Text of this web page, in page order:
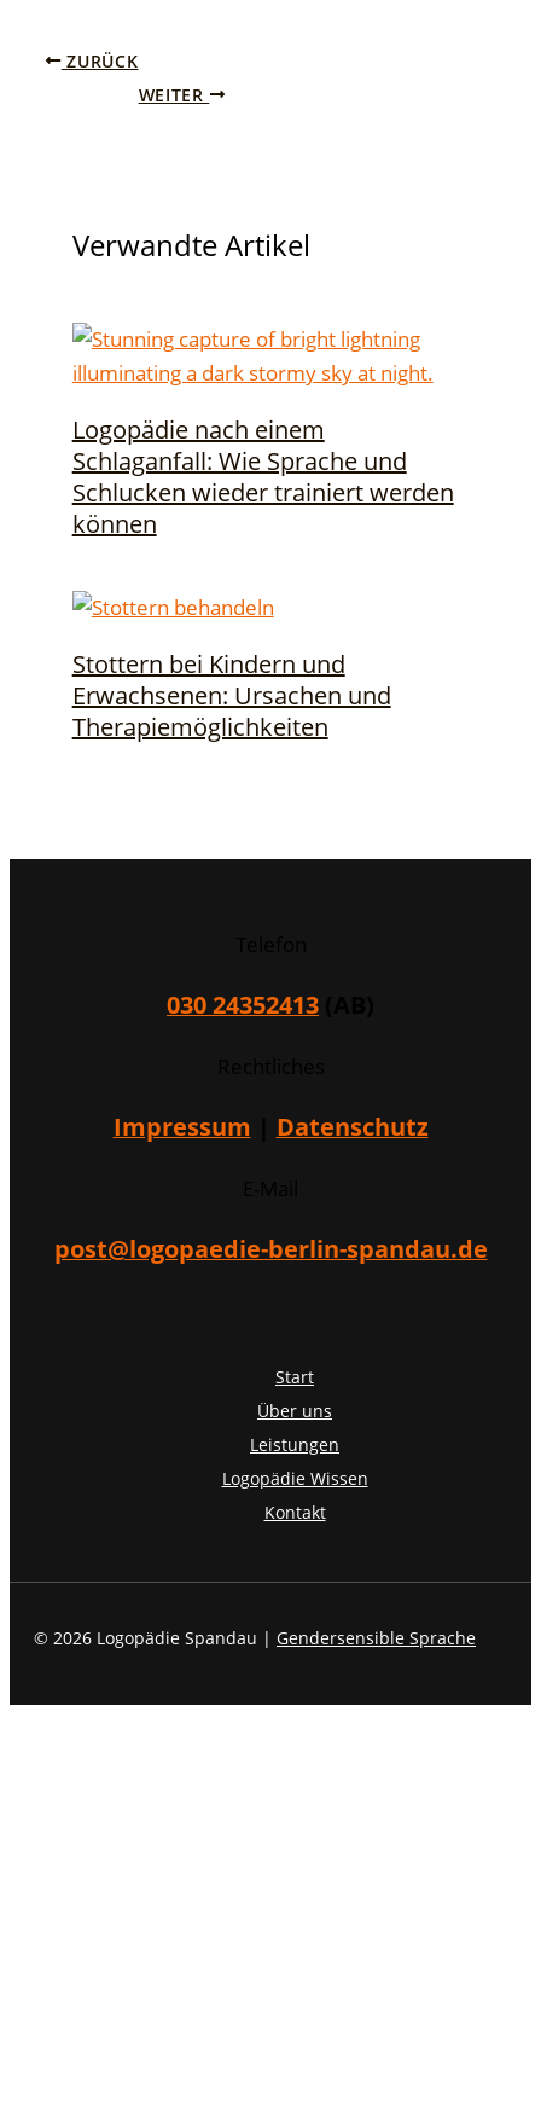
ZURÜCK
WEITER
Verwandte Artikel
Logopädie nach einem
Schlaganfall: Wie Sprache und
Schlucken wieder trainiert werden
können
Stottern bei Kindern und
Erwachsenen: Ursachen und
Therapiemöglichkeiten
030 24352413
Impressum Datenschutz
post@logopaedie-berlin-spandau.de
Start
Über uns
Leistungen
Logopädie Wissen
Kontakt
© 2026 Logopädie Spandau | Gendersensible Sprache